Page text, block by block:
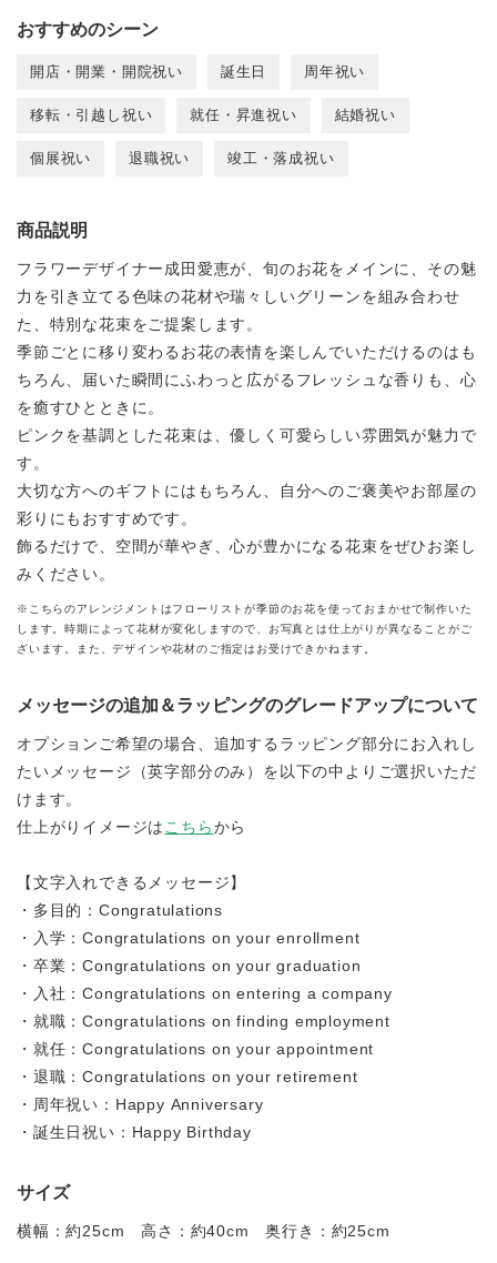
おすすめのシーン
開店・開業・開院祝い 誕生日 周年祝い
移転・引越し祝い 就任・昇進祝い 結婚祝い
個展祝い 退職祝い 竣工・落成祝い
商品説明
フラワーデザイナー成田愛恵が、旬のお花をメインに、その魅
力を引き立てる色味の花材や瑞々しいグリーンを組み合わせ
た、特別な花束をご提案します。
季節ごとに移り変わるお花の表情を楽しんでいただけるのはも
ちろん、届いた瞬間にふわっと広がるフレッシュな香りも、心
を癒すひとときに。
ピンクを基調とした花束は、優しく可愛らしい雰囲気が魅力で
す。
大切な方へのギフトにはもちろん、自分へのご褒美やお部屋の
彩りにもおすすめです。
飾るだけで、空間が華やぎ、心が豊かになる花束をぜひお楽し
みください。
※こちらのアレンジメントはフローリストが季節のお花を使っておまかせで制作いた
します。時期によって花材が変化しますので、お写真とは仕上がりが異なることがご
ざいます。また、デザインや花材のご指定はお受けできかねます。
メッセージの追加＆ラッピングのグレードアップについて
オプションご希望の場合、追加するラッピング部分にお入れし
たいメッセージ（英字部分のみ）を以下の中よりご選択いただ
けます。
仕上がりイメージは こちらから
【文字入れできるメッセージ】
・多目的：Congratulations
・入学：Congratulations on your enrollment
・卒業：Congratulations on your graduation
・入社：Congratulations on entering a company
・就職：Congratulations on finding employment
・就任：Congratulations on your appointment
・退職：Congratulations on your retirement
・周年祝い：Happy Anniversary
・誕生日祝い：Happy Birthday
サイズ
横幅：約25cm 高さ：約40cm 奥行き：約25cm